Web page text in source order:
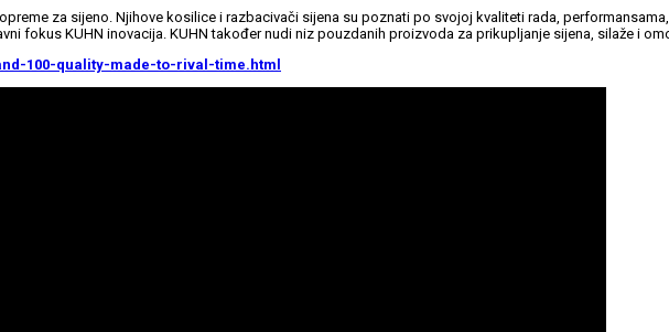
za sijeno. Njihove kosilice i razbacivači sijena su poznati po svojoj kvaliteti rada,
fokus KUHN inovacija. KUHN također nudi niz pouzdanih proizvoda za prikupljanje sijena, silaže i
100-quality-made-to-rival-time.html